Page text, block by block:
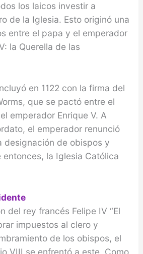
los laicos investir a
de la Iglesia. Esto originó una
entre el papa y el emperador
la Querella de las
en 1122 con la firma del
que se pactó entre el
emperador Enrique V. A
el emperador renunció
designación de obispos y
la Iglesia Católica
del rey francés Felipe IV “El
impuestos al clero y
de los obispos, el
VIII se enfrentó a este. Como